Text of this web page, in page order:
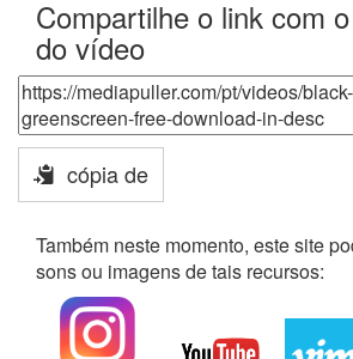
Compartilhe o link com
do vídeo
cópia de
Também neste momento, este site
sons ou imagens de tais recursos: